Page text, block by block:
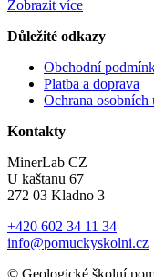
Zobrazit více
Důležité odkazy
Obchodní
Platba a doprava
Ochrana osobních
Kontakty
MinerLab CZ
U kaštanu 67
272 03 Kladno 3
+420 602 34 11 34
info@pomuckyskolni.cz
© Geologické školní